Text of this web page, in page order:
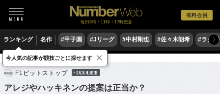
有料会員
毎日6時・11時・17時更新
ランキング 名作 #甲子園 #Jリーグ #中村剛也 #佐々木朗希 #ラグ〉
モータースポーツ F1
F1ピットストップ BACK NUMBER
アレジやハッキネンの提案は正当か？
今人気の記事が競技ごとに探せます ×